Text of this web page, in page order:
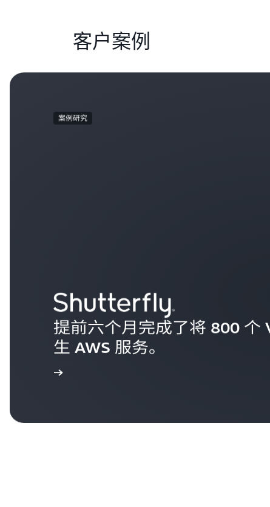
客户案例
案例研究
提前六个月完成了将 800 个
生 AWS 服务。